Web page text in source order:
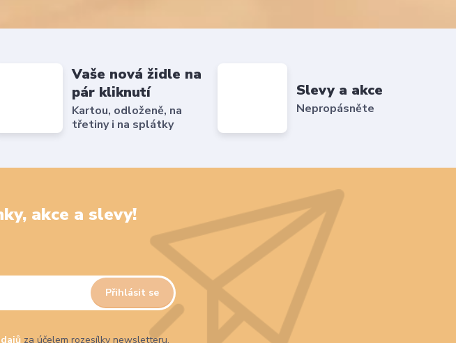
Vaše nová židle na
pár kliknutí
Kartou, odloženě, na
třetiny i na splátky
Slevy a akce
Nepropásněte
akce a slevy!
Přihlásit se
za účelem rozesílky newsletteru.